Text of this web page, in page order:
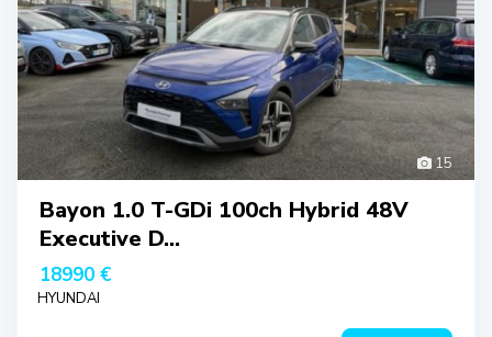
15
Bayon 1.0 T-GDi 100ch Hybrid 48V
Executive D...
18990 €
HYUNDAI